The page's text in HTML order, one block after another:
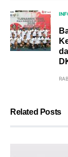
Related Posts